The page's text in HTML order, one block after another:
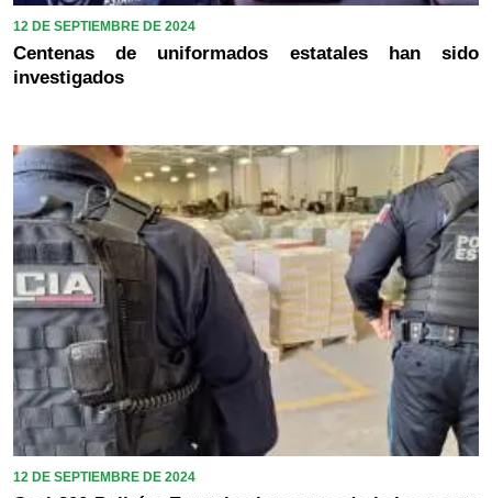
12 DE SEPTIEMBRE DE 2024
Centenas de uniformados estatales han sido
investigados
12 DE SEPTIEMBRE DE 2024